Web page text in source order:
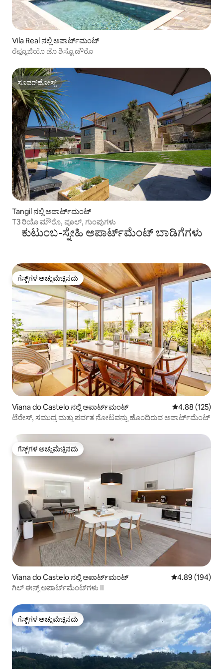
Vila Real ನಲ್ಲಿ ಅಪಾರ್ಟ್‌ಮಂಟ್
ರೆಫ್ಯೂಜಿಯೊ ಡೊ ಶಿಸ್ಟೊ ಡೌರೊ
ಸೂಪರ್‌ಹೋಸ್ಟ್
ಸೂಪರ್‌ಹೋಸ್ಟ್
Tangil ನಲ್ಲಿ ಅಪಾರ್ಟ್‌ಮಂಟ್
T3 ರಿಯೊ ಮೌರೊ, ಪೂಲ್, ಗುಂಪುಗಳು
ಕುಟುಂಬ-ಸ್ನೇಹಿ ಅಪಾರ್ಟ್‌ಮೆಂಟ್ ಬಾಡಿಗೆಗಳು
ಗೆಸ್ಟ್‌ಗಳ ಅಚ್ಚುಮೆಚ್ಚಿನದು
ಗೆಸ್ಟ್‌ಗಳ ಅಚ್ಚುಮೆಚ್ಚಿನದು
Viana do Castelo ನಲ್ಲಿ ಅಪಾರ್ಟ್‌ಮಂಟ್ 5 ರಲ್ಲಿ 4.88
4.88 (125)
ಟೆರೇಸ್, ಸಮುದ್ರ ಮತ್ತು ಪರ್ವತ ನೋಟವನ್ನು ಹೊಂದಿರುವ ಅಪಾರ್ಟ್‌ಮೆಂಟ್
ಗೆಸ್ಟ್‌ಗಳ ಅಚ್ಚುಮೆಚ್ಚಿನದು
ಗೆಸ್ಟ್‌ಗಳ ಅಚ್ಚುಮೆಚ್ಚಿನದು
Viana do Castelo ನಲ್ಲಿ ಅಪಾರ್ಟ್‌ಮಂಟ್ 5 ರಲ್ಲಿ 4.89
4.89 (194)
ಗಿಲ್ ಈನ್ಸ್ ಅಪಾರ್ಟ್‌ಮೆಂಟ್‌ಗಳು II
ಗೆಸ್ಟ್‌ಗಳ ಅಚ್ಚುಮೆಚ್ಚಿನದು
ಗೆಸ್ಟ್‌ಗಳ ಅಚ್ಚುಮೆಚ್ಚಿನದು